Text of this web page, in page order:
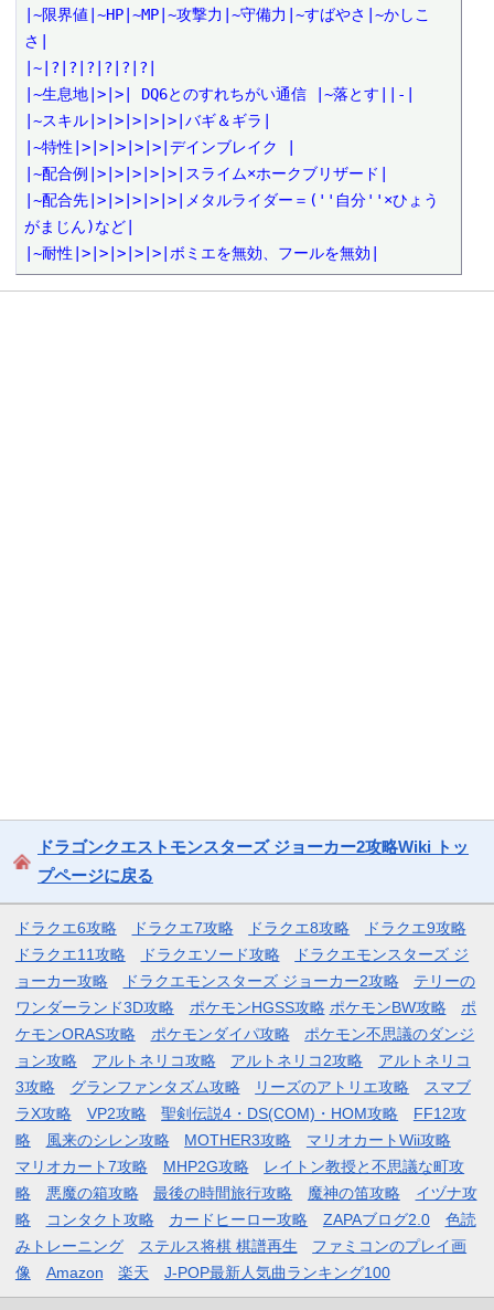
|~限界値|~HP|~MP|~攻撃力|~守備力|~すばやさ|~かしこ
さ|
|~|?|?|?|?|?|?|
|~生息地|>|>| DQ6とのすれちがい通信 |~落とす||-|
|~スキル|>|>|>|>|>|バギ＆ギラ|
|~特性|>|>|>|>|>|デインブレイク |
|~配合例|>|>|>|>|>|スライム×ホークブリザード|
|~配合先|>|>|>|>|>|メタルライダー＝(''自分''×ひょう
がまじん)など|
|~耐性|>|>|>|>|>|ボミエを無効、フールを無効|
ドラゴンクエストモンスターズ ジョーカー2攻略Wiki トッ
プページに戻る
ドラクエ6攻略 ドラクエ7攻略 ドラクエ8攻略
ドラクエ9攻略
ドラクエ11攻略
ドラクエソード攻略
ドラクエモンスターズ ジ
ョーカー攻略
ドラクエモンスターズ ジョーカー2攻略
テリーの
ワンダーランド3D攻略
ポケモンHGSS攻略 ポケモンBW攻略
ポ
ケモンORAS攻略
ポケモンダイパ攻略
ポケモン不思議のダンジ
ョン攻略
アルトネリコ攻略 アルトネリコ2攻略
アルトネリコ
3攻略
グランファンタズム攻略 リーズのアトリエ攻略
スマブ
ラX攻略
VP2攻略 聖剣伝説4・DS(COM)・HOM攻略
FF12攻
略
風来のシレン攻略 MOTHER3攻略
マリオカートWii攻略
マリオカート7攻略
MHP2G攻略
レイトン教授と不思議な町攻
略
悪魔の箱攻略 最後の時間旅行攻略 魔神の笛攻略
イヅナ攻
略
コンタクト攻略 カードヒーロー攻略 ZAPAブログ2.0
色読
みトレーニング
ステルス将棋 棋譜再生
ファミコンのプレイ画
像
Amazon 楽天 J-POP最新人気曲ランキング100